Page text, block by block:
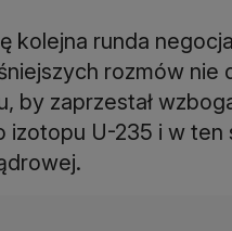
kolejna runda
rozmów nie
by zaprzestał
izotopu U-235 i w ten